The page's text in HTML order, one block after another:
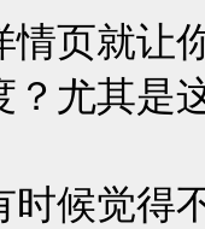
情页就让
？尤其是
时候觉得